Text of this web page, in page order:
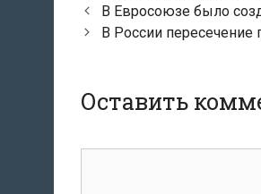
Навигация
по
В Евросоюзе было
В России пересечение
Оставить